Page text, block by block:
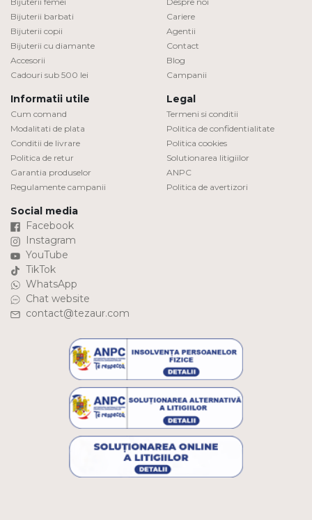
Bijuterii barbati
Bijuterii copii
Bijuterii cu diamante
Accesorii
Cadouri sub 500 lei
Cariere
Agentii
Contact
Blog
Campanii
Informatii utile
Cum comand
Modalitati de plata
Conditii de livrare
Politica de retur
Garantia produselor
Regulamente campanii
Legal
Termeni si conditii
Politica de confidentialitate
Politica cookies
Solutionarea litigiilor
ANPC
Politica de avertizori
Social media
Facebook
Instagram
YouTube
TikTok
WhatsApp
Chat website
contact@tezaur.com